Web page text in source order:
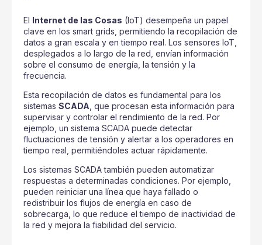
El Internet de las Cosas (IoT) desempeña un papel
clave en los smart grids, permitiendo la recopilación de
datos a gran escala y en tiempo real. Los sensores IoT,
desplegados a lo largo de la red, envían información
sobre el consumo de energía, la tensión y la
frecuencia.
Esta recopilación de datos es fundamental para los
sistemas SCADA, que procesan esta información para
supervisar y controlar el rendimiento de la red. Por
ejemplo, un sistema SCADA puede detectar
fluctuaciones de tensión y alertar a los operadores en
tiempo real, permitiéndoles actuar rápidamente.
Los sistemas SCADA también pueden automatizar
respuestas a determinadas condiciones. Por ejemplo,
pueden reiniciar una línea que haya fallado o
redistribuir los flujos de energía en caso de
sobrecarga, lo que reduce el tiempo de inactividad de
la red y mejora la fiabilidad del servicio.